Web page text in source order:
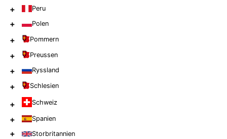
+ Peru
+ Polen
+ Pommern
+ Preussen
+ Ryssland
+ Schlesien
+ Schweiz
+ Spanien
+ Storbritannien